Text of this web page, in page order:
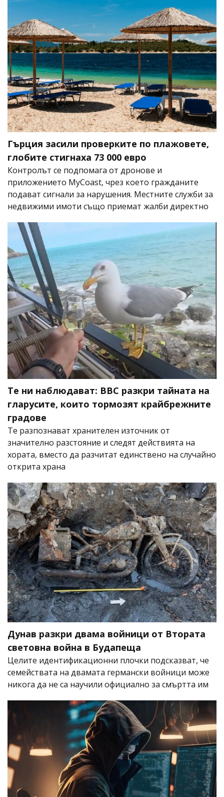
Гърция засили проверките по плажовете,
глобите стигнаха 73 000 евро
Контролът се подпомага от дронове и
приложението MyCoast, чрез което гражданите
подават сигнали за нарушения. Местните служби за
недвижими имоти също приемат жалби директно
Те ни наблюдават: BBC разкри тайната на
гларусите, които тормозят крайбрежните
градове
Те разпознават хранителен източник от
значително разстояние и следят действията на
хората, вместо да разчитат единствено на случайно
открита храна
Дунав разкри двама войници от Втората
световна война в Будапеща
Целите идентификационни плочки подсказват, че
семействата на двамата германски войници може
никога да не са научили официално за смъртта им